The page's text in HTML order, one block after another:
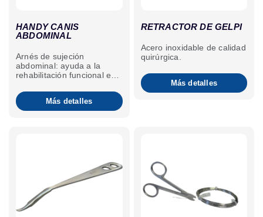
HANDY CANIS
ABDOMINAL
Arnés de sujeción
abdominal: ayuda a la
rehabilitación funcional en
especialmente durante la
rehabilitación en piscina.
Para perros y gatos.
Más detalles
RETRACTOR DE GELPI
Acero inoxidable de calidad
quirúrgica.
Más detalles